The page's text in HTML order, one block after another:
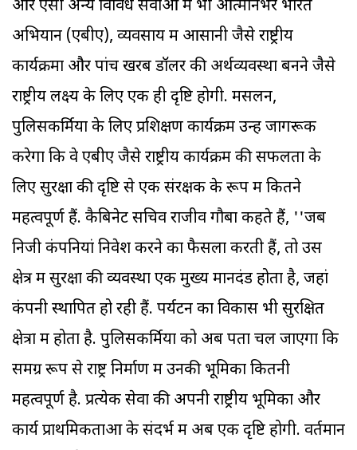
और ऐसी अन्य विविध सेवाओं में भी आत्मनिर्भर भारत
अभियान (एबीए), व्यवसाय में आसानी जैसे राष्ट्रीय
कार्यक्रमों और पांच खरब डॉलर की अर्थव्यवस्था बनने जैसे
राष्ट्रीय लक्ष्य के लिए एक ही दृष्टि होगी. मसलन,
पुलिसकर्मियों के लिए प्रशिक्षण कार्यक्रम उन्हें जागरूक
करेगा कि वे एबीए जैसे राष्ट्रीय कार्यक्रम की सफलता के
लिए सुरक्षा की दृष्टि से एक संरक्षक के रूप में कितने
महत्वपूर्ण हैं. कैबिनेट सचिव राजीव गौबा कहते हैं, ''जब
निजी कंपनियां निवेश करने का फैसला करती हैं, तो उस
क्षेत्र में सुरक्षा की व्यवस्था एक मुख्य मानदंड होता है, जहां
कंपनी स्थापित हो रही हैं. पर्यटन का विकास भी सुरक्षित
क्षेत्रों में होता है. पुलिसकर्मियों को अब पता चल जाएगा कि
समग्र रूप से राष्ट्र निर्माण में उनकी भूमिका कितनी
महत्वपूर्ण है. प्रत्येक सेवा की अपनी राष्ट्रीय भूमिका और
कार्य प्राथमिकताओं के संदर्भ में अब एक दृष्टि होगी. वर्तमान